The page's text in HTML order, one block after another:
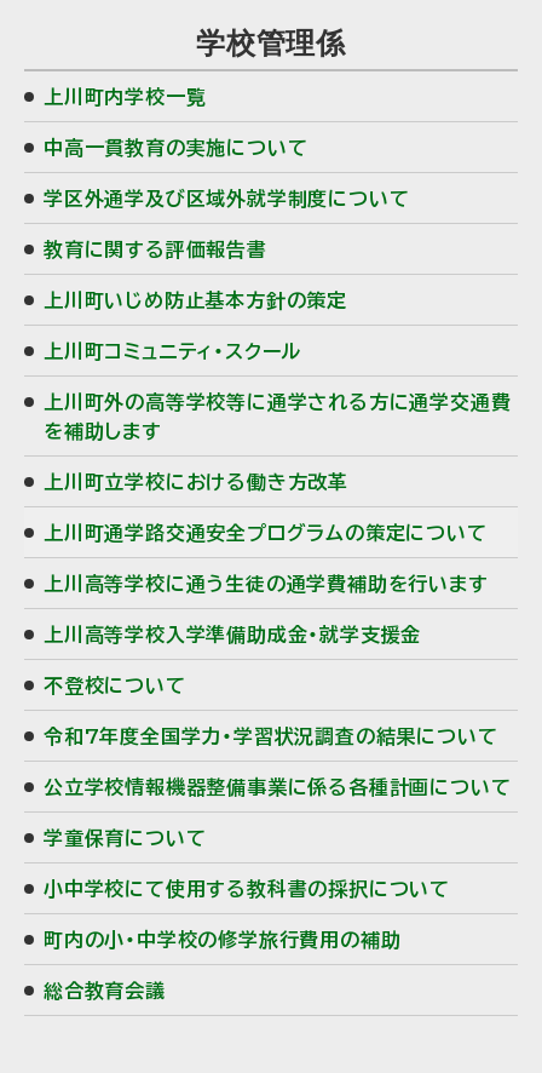
メ
ニ
ー
学校管理係
上川町内学校一覧
中高一貫教育の実施について
学区外通学及び区域外就学制度について
教育に関する評価報告書
上川町いじめ防止基本方針の策定
上川町コミュニティ・スクール
上川町外の高等学校等に通学される方に通学交通費
を補助します
上川町立学校における働き方改革
上川町通学路交通安全プログラムの策定について
上川高等学校に通う生徒の通学費補助を行います
上川高等学校入学準備助成金・就学支援金
不登校について
令和7年度全国学力・学習状況調査の結果について
公立学校情報機器整備事業に係る各種計画について
学童保育について
小中学校にて使用する教科書の採択について
町内の小・中学校の修学旅行費用の補助
総合教育会議